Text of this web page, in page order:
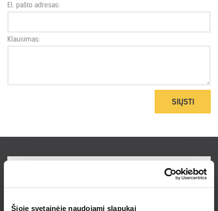
Šioje svetainėje naudojami slapukai
El. pašto adresas:
Klausimas:
SIŲSTI
Prenumeruokite naujienlaiškį ir sužinokite
naujienas bei pasiūlymus pirmieji!